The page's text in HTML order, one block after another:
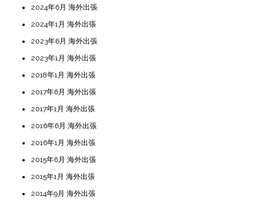
2024年6月 海外出張
2024年1月 海外出張
2023年6月 海外出張
2023年1月 海外出張
2018年1月 海外出張
2017年6月 海外出張
2017年1月 海外出張
2016年6月 海外出張
2016年1月 海外出張
2015年6月 海外出張
2015年1月 海外出張
2014年9月 海外出張